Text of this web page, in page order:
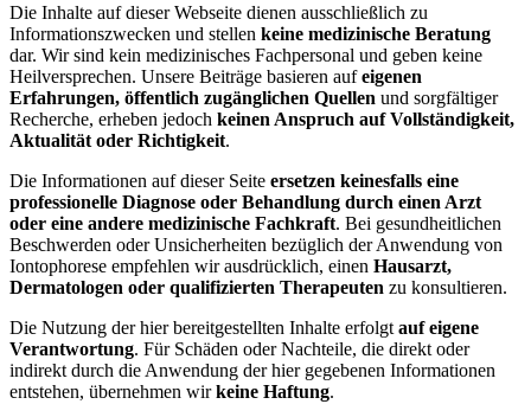
Die Inhalte auf dieser Webseite dienen ausschließlich zu
Informationszwecken und stellen keine medizinische Beratung
dar. Wir sind kein medizinisches Fachpersonal und geben keine
Heilversprechen. Unsere Beiträge basieren aufeigenen
Erfahrungen, öffentlich zugänglichen Quellen und sorgfältiger
Recherche, erheben jedoch keinen Anspruch auf Vollständigkeit,
Aktualität oder Richtigkeit.
Die Informationen auf dieser Seite ersetzen keinesfalls eine
professionelle Diagnose oder Behandlung durch einen Arzt
oder eine andere medizinische Fachkraft. Bei gesundheitlichen
Beschwerden oder Unsicherheiten bezüglich der Anwendung von
Iontophorese empfehlen wir ausdrücklich, einen Hausarzt,
Dermatologen oder qualifizierten Therapeuten zu konsultieren.
Die Nutzung der hier bereitgestellten Inhalte erfolgt auf eigene
Verantwortung. Für Schäden oder Nachteile, die direkt oder
indirekt durch die Anwendung der hier gegebenen Informationen
entstehen, übernehmen wirkeine Haftung.